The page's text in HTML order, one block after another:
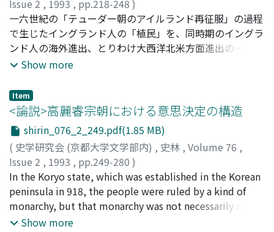
ことは、彼にとって妻方居住が一時的なものだということ
を示す。妻方居住は、「仮住い」の一つの選択肢に過ぎな
い。さらに、所有と居住の不一致から、平安期には、自分
の所有する邸宅に住む必然性が希薄であったことをみる。
Issue 2 , 1993 , pp.218-248 )
山本, 正;YAMAMOTO, Tadashi;ヤマモト, タダシ
一六世紀の「テューダー朝のアイルランド再征服」の過程
で生じたイングランド人の「植民」を、同時期のイングラ
ンド人の海外進出、とりわけ大西洋北米方面進出の一環と
して捉える視点に立った研究が、近年、本格的に展開され
界」と同様の性格をもつ植民地だったということになる。
しかし、中世の「アンジュ帝国」の遺産という側面をもも
っていたアイルランドはいわば「旧き「新世界」」であっ
た。一六世紀後半にアイルランドに入植したイングランド
人は、北米よりもよほど複雑な社会的、政治的環境に遭遇
せざるをえなかったのである。では、かれらはその環境を
どう捉え、いかに対応していったのか。それを、一五八○
年代の「マンスタ植民」での「植民請負人」のひとりであ
った詩人のエドマンド・スペンサーの『アイルランドの現
状管見』を手掛かりにさぐってみようというのが本稿の目
Show more
Item
<論説>高麗睿宗朝における意思決定の構造
shirin_076_2_249.pdf(1.85 MB)
( 史学研究会 (京都大学文学部内) , 史林 , Volume 76 ,
Issue 2 , 1993 , pp.249-280 )
矢木, 毅;YAGI, Takeshi;ヤギ, タケシ
In the Koryo state, which was established in the Korean
peninsula in 918, the people were ruled by a kind of
monarchy, but that monarchy was not necessarily a
despotic one. The king respected the opinion of the
Show more